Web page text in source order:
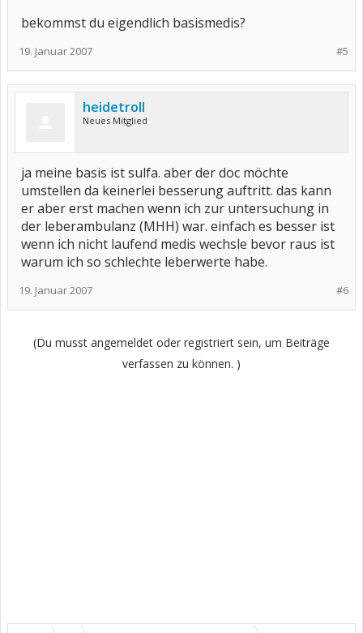
bekommst du eigendlich basismedis?
#5
19. Januar 2007
heidetroll
Neues Mitglied
ja meine basis ist sulfa. aber der doc möchte
umstellen da keinerlei besserung auftritt. das kann
er aber erst machen wenn ich zur untersuchung in
der leberambulanz (MHH) war. einfach es besser ist
wenn ich nicht laufend medis wechsle bevor raus ist
warum ich so schlechte leberwerte habe.
#6
19. Januar 2007
(Du musst angemeldet oder registriert sein, um Beiträge
verfassen zu können. )